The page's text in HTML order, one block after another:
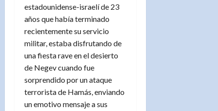
estadounidense-israelí de 23
años que había terminado
recientemente su servicio
militar, estaba disfrutando de
una fiesta rave en el desierto
de Negev cuando fue
sorprendido por un ataque
terrorista de Hamás, enviando
un emotivo mensaje a sus